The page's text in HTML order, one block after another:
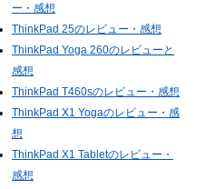
ー・感想
ThinkPad 25のレビュー・感想
ThinkPad Yoga 260のレビューと
感想
ThinkPad T460sのレビュー・感想
ThinkPad X1 Yogaのレビュー・感
想
ThinkPad X1 Tabletのレビュー・
感想